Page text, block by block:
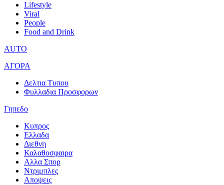
Lifestyle
Viral
People
Food and Drink
AUTO
ΑΓΟΡΑ
Δελτια Τυπου
Φυλλαδια Προσφορων
Γηπεδο
Κυπρος
Ελλαδα
Διεθνη
Καλαθοσφαιρα
Αλλα Σπορ
Ντριμπλες
Αποψεις